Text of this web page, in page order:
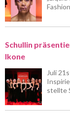
Schullin
Ikone
Juli
stellte